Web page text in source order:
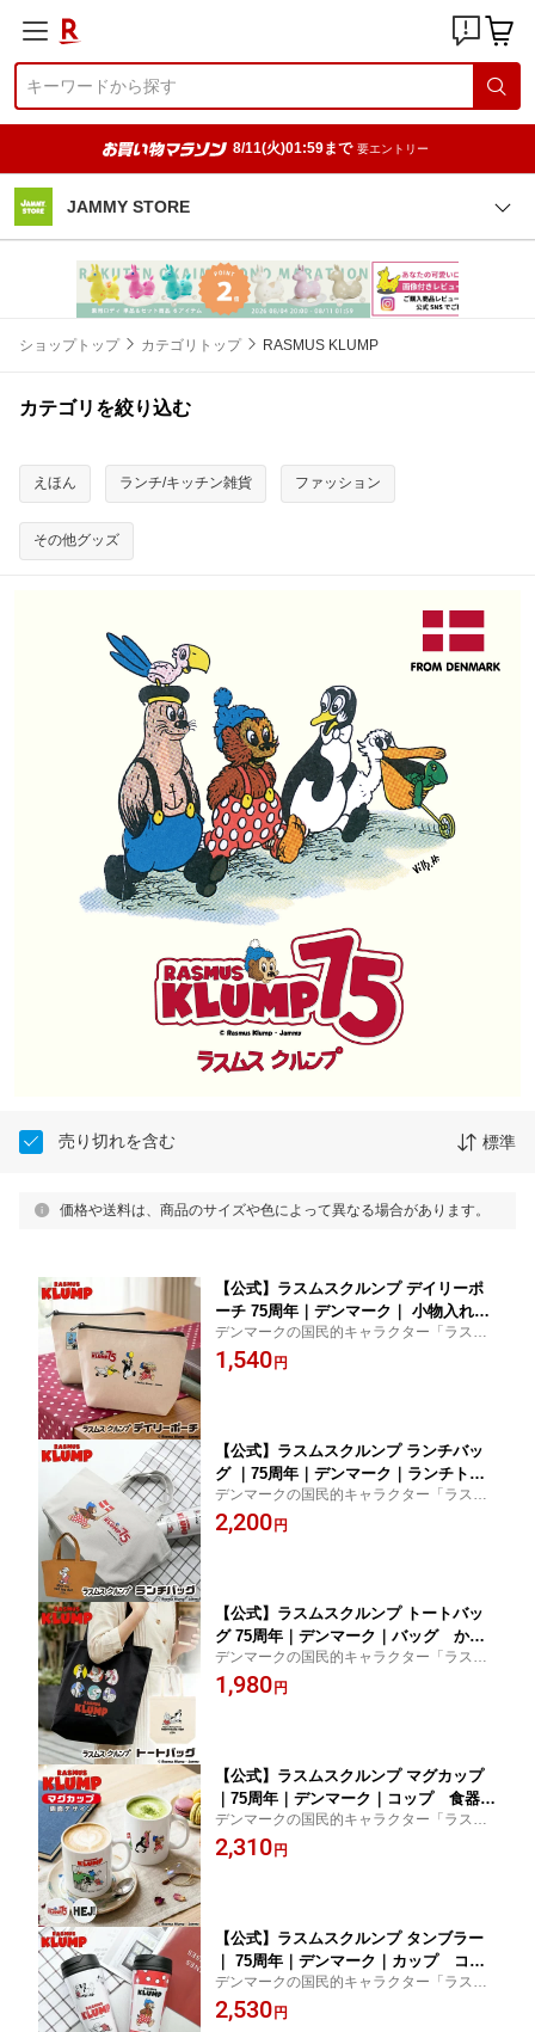
8/11(火)01:59まで 要エントリー
JAMMY STORE
ショップトップ カテゴリトップ RASMUS KLUMP
カテゴリを絞り込む
えほん ランチ/キッチン雑貨 ファッション
その他グッズ
売り切れを含む 標準
価格や送料は、商品のサイズや色によって異なる場合があります。
【公式】ラスムスクルンプ デイリーポ
ーチ 75周年｜デンマーク｜ 小物入れ｜
北欧 北欧雑貨｜RasmusKlump｜北欧
キャラクター 海外キャラ｜クマ 動物
デンマークの国民的キャラクター「ラスム
スクルンプ」デンマークの作家であるハン
セン夫婦によって生み出されたパンケーキ
1,540円
【公式】ラスムスクルンプ ランチバッ
グ ｜75周年｜デンマーク｜ランチトー
ト バッグ トートバッグ｜北欧 北欧雑
貨｜RasmusKlump｜北欧キャラクタ
デンマークの国民的キャラクター「ラスム
スクルンプ」デンマークの作家であるハン
セン夫婦によって生み出されたパンケーキ
2,200円
【公式】ラスムスクルンプ トートバッ
グ 75周年｜デンマーク｜バッグ かば
ん｜北欧 北欧雑貨｜RasmusKlump｜
北欧キャラクター 海外キャラ｜クマ
デンマークの国民的キャラクター「ラスム
スクルンプ」デンマークの作家であるハン
セン夫婦によって生み出されたパンケーキ
1,980円
【公式】ラスムスクルンプ マグカップ
｜75周年｜デンマーク｜コップ 食器｜
北欧 北欧雑貨｜RasmusKlump｜北欧
キャラクター 海外キャラ｜クマ 動物
デンマークの国民的キャラクター「ラスム
スクルンプ」デンマークの作家であるハン
セン夫婦によって生み出されたパンケーキ
2,310円
【公式】ラスムスクルンプ タンブラー
｜ 75周年｜デンマーク｜カップ コッ
プ｜北欧 北欧雑貨｜RasmusKlump｜
北欧キャラクター 海外キャラ｜クマ
デンマークの国民的キャラクター「ラスム
スクルンプ」デンマークの作家であるハン
セン夫婦によって生み出されたパンケーキ
2,530円